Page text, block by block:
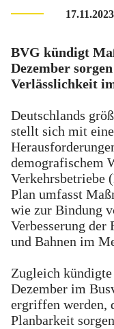
17.11.2023
BVG kündigt
Dezember
Verlässlichkeit
Deutschlands
stellt sich mit
demografischem
Verkehrsbetriebe
Plan umfasst
wie zur Bindung
Verbesserung der
und Bahnen im
Zugleich
Dezember im
ergriffen werden,
Planbarkeit